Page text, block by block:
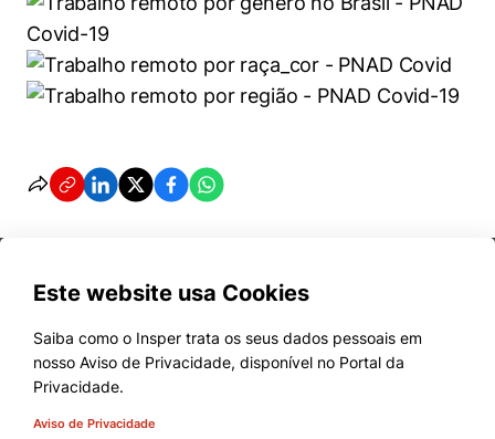
Este website usa Cookies
Saiba como o Insper trata os seus dados pessoais em
nosso Aviso de Privacidade, disponível no Portal da
Privacidade.
Aviso de Privacidade
Cursos
Quem Somos